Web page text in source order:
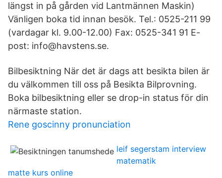
längst in på gården vid Lantmännen Maskin)
Vänligen boka tid innan besök. Tel.: 0525-211 99
(vardagar kl. 9.00-12.00) Fax: 0525-341 91 E-
post: info@havstens.se.
Bilbesiktning När det är dags att besikta bilen är
du välkommen till oss på Besikta Bilprovning.
Boka bilbesiktning eller se drop-in status för din
närmaste station.
Rene goscinny pronunciation
leif segerstam interview
matematik
matte kurs online